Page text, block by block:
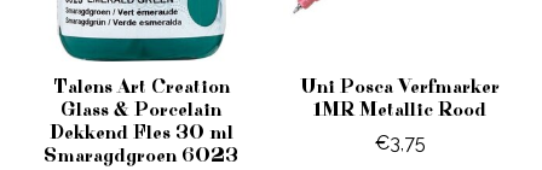
Talens Art Creation
Glass & Porcelain
Dekkend Fles 30 ml
Smaragdgroen 6023
Uni Posca Verfmarker
1MR Metallic Rood
€3,75